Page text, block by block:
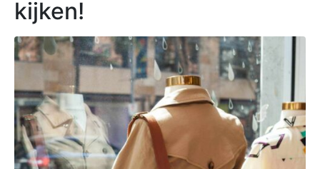
kijken!